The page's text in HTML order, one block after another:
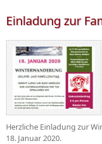
Einladung zur
Herzliche Einladung zur
18. Januar 2020.